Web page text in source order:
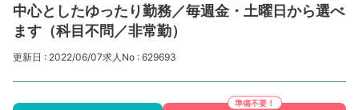
中心としたゆったり勤務／毎週金・土曜日から選べ
ます（科目不問／非常勤）
更新日 : 2022/06/07求人No : 629693